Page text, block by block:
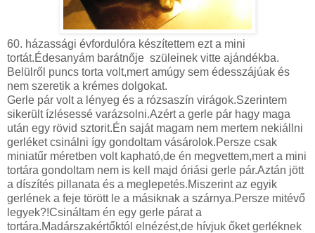
60. házassági évfordulóra készítettem ezt a mini
tortát.Édesanyám barátnője szüleinek vitte ajándékba.
Belülről puncs torta volt,mert amúgy sem édesszájúak és
nem szeretik a krémes dolgokat.
Gerle pár volt a lényeg és a rózsaszín virágok.Szerintem
sikerült ízlésessé varázsolni.Azért a gerle pár hagy maga
után egy rövid sztorit.Én saját magam nem mertem nekiállni
gerléket csinálni így gondoltam vásárolok.Persze csak
miniatűr méretben volt kapható,de én megvettem,mert a mini
tortára gondoltam nem is kell majd óriási gerle pár.Aztán jött
a díszítés pillanata és a meglepetés.Miszerint az egyik
gerlének a feje törött le a másiknak a szárnya.Persze mitévő
legyek?!Csináltam én egy gerle párat a
tortára.Madárszakértőktól elnézést,de hívjuk őket gerléknek